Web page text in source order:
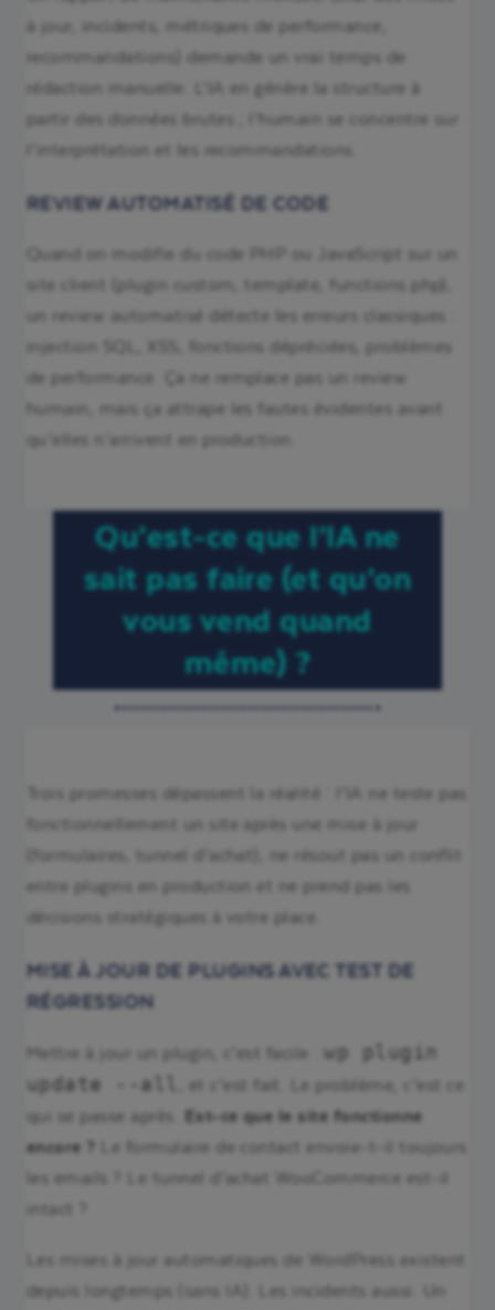
à jour, incidents, métriques de performance,
recommandations) demande un vrai temps de
rédaction manuelle. L’IA en génère la structure à
partir des données brutes ; l’humain se concentre sur
l’interprétation et les recommandations.
REVIEW AUTOMATISÉ DE CODE
Quand on modifie du code PHP ou JavaScript sur un
site client (plugin custom, template, functions.php),
un review automatisé détecte les erreurs classiques :
injection SQL, XSS, fonctions dépréciées, problèmes
de performance. Ça ne remplace pas un review
humain, mais ça attrape les fautes évidentes avant
qu’elles n’arrivent en production.
Qu’est-ce que l’IA ne
sait pas faire (et qu’on
vous vend quand
même) ?
Trois promesses dépassent la réalité : l’IA ne teste pas
fonctionnellement un site après une mise à jour
(formulaires, tunnel d’achat), ne résout pas un conflit
entre plugins en production et ne prend pas les
décisions stratégiques à votre place.
MISE À JOUR DE PLUGINS AVEC TEST DE
RÉGRESSION
Mettre à jour un plugin, c’est facile : wp plugin
update --all
, et c’est fait. Le problème, c’est ce
qui se passe après.
Est-ce que le site fonctionne
encore ?
Le formulaire de contact envoie-t-il toujours
les emails ? Le tunnel d’achat WooCommerce est-il
intact ?
Les mises à jour automatiques de WordPress existent
depuis longtemps (sans IA). Les incidents aussi. Un